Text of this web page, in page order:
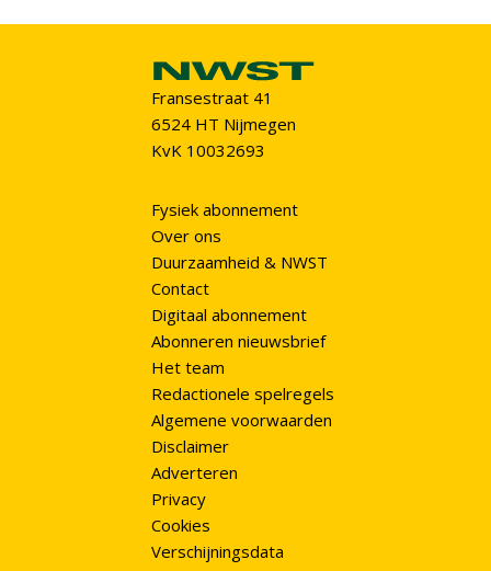
Fransestraat 41
6524 HT Nijmegen
KvK 10032693
Fysiek abonnement
Over ons
Duurzaamheid & NWST
Contact
Digitaal abonnement
Abonneren nieuwsbrief
Het team
Redactionele spelregels
Algemene voorwaarden
Disclaimer
Adverteren
Privacy
Cookies
Verschijningsdata